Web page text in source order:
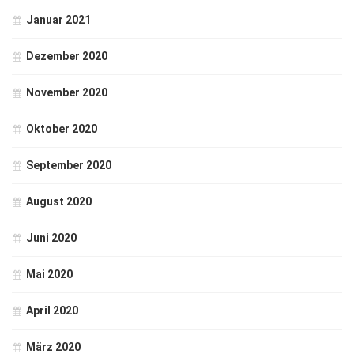
Januar 2021
Dezember 2020
November 2020
Oktober 2020
September 2020
August 2020
Juni 2020
Mai 2020
April 2020
März 2020